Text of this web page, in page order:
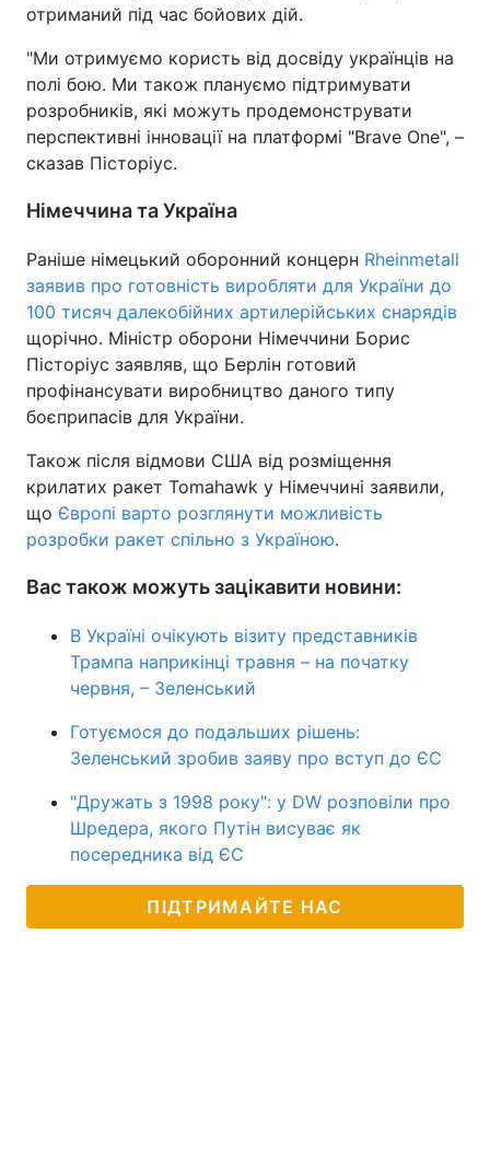
отриманий під час бойових дій.
"Ми отримуємо користь від досвіду українців на
полі бою. Ми також плануємо підтримувати
розробників, які можуть продемонструвати
перспективні інновації на платформі "Brave One", –
сказав Пісторіус.
Німеччина та Україна
Раніше німецький оборонний концерн Rheinmetall
заявив про готовність виробляти для України до
100 тисяч далекобійних артилерійських снарядів
щорічно. Міністр оборони Німеччини Борис
Пісторіус заявляв, що Берлін готовий
профінансувати виробництво даного типу
боєприпасів для України.
Також після відмови США від розміщення
крилатих ракет Tomahawk у Німеччині заявили,
що Європі варто розглянути можливість
розробки ракет спільно з Україною.
Вас також можуть зацікавити новини:
В Україні очікують візиту представників
Трампа наприкінці травня – на початку
червня, – Зеленський
Готуємося до подальших рішень:
Зеленський зробив заяву про вступ до ЄС
"Дружать з 1998 року": у DW розповіли про
Шредера, якого Путін висуває як
посередника від ЄС
ПІДТРИМАЙТЕ НАС